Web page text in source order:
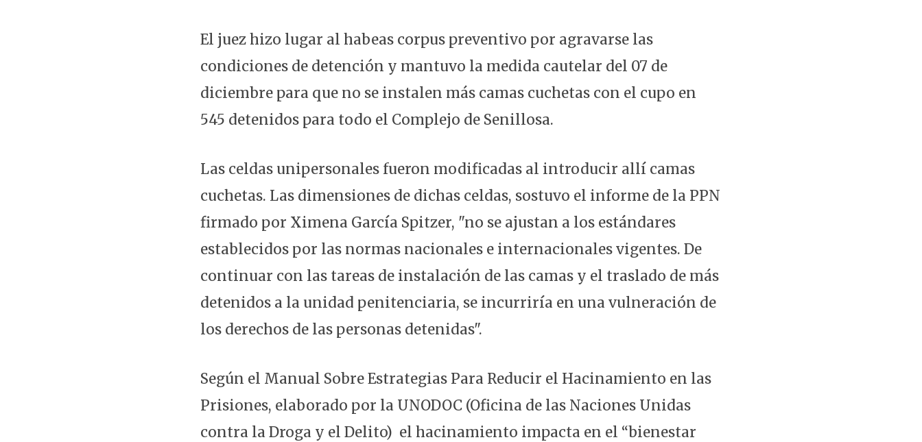
El juez hizo lugar al habeas corpus preventivo por agravarse las
condiciones de detención y mantuvo la medida cautelar del 07 de
diciembre para que no se instalen más camas cuchetas con el cupo en
545 detenidos para todo el Complejo de Senillosa.
Las celdas unipersonales fueron modificadas al introducir allí camas
cuchetas. Las dimensiones de dichas celdas, sostuvo el informe de la PPN
firmado por Ximena García Spitzer, "no se ajustan a los estándares
establecidos por las normas nacionales e internacionales vigentes. De
continuar con las tareas de instalación de las camas y el traslado de más
detenidos a la unidad penitenciaria, se incurriría en una vulneración de
los derechos de las personas detenidas".
Según el Manual Sobre Estrategias Para Reducir el Hacinamiento en las
Prisiones, elaborado por la UNODOC (Oficina de las Naciones Unidas
contra la Droga y el Delito) el hacinamiento impacta en el “bienestar